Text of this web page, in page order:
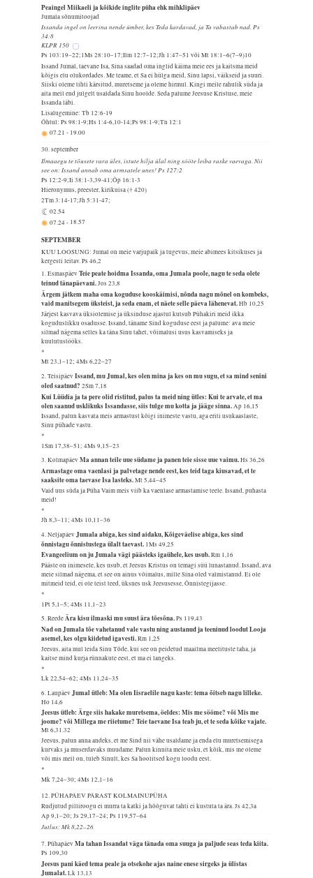
Peaingel Miikaeli ja kõikide inglite püha ehk mihklipäev
Jumala sõnumitoojad
Issanda ingel on leerina nende ümber, kes Teda kardavad, ja Ta vabastab nad. Ps
34:8
KLPR 150
Ps 103:19–22;1Ms 28:10–17;Ilm 12:7–12;Jh 1:47–51 või Mt 18:1–6(7–9)10
Issand Jumal, taevane Isa, Sina saadad oma inglid käima meie ees ja kaitsma meid
kõigis elu olukordades. Me teame, et Sa ei hülga meid, Sinu lapsi, väikseid ja suuri.
Siiski oleme tihti kärsitud, muretseme ja oleme hirmul. Kingi meile rahulik süda ja
aita meil end julgelt usaldada Sinu hoolde. Seda palume Jeesuse Kristuse, meie
Issanda läbi.
Lisalugemine: Tb 12:6-19
Õhtul: Ps 98:1-9;Hs 1:4-6,10-14;Ps 98:1-9;Tn 12:1
07.21- 19.00
30. september
Ilmaaegu te tõusete vara üles, istute hilja ülal ning sööte leiba raske vaevaga. Nii
see on: Issand annab oma armsatele unes! Ps 127:2
Ps 12:2-9;Ii 38:1-3,39-41;Õp 16:1-3
Hieronymus, preester, kirikuisa († 420)
2Tm 3:14-17;Jh 5:31-47;
02.54
07.24- 18.57
SEPTEMBER
KUU LOOSUNG: Jumal on meie varjupaik ja tugevus, meie abimees kitsikuses ja
kergesti leitav.Ps 46,2
1. EsmaspäevTeie peate hoidma Issanda, oma Jumala poole, nagu te seda olete
teinud tänapäevani.Jos 23,8
Ärgem jätkem maha oma koguduse kooskäimisi, nõnda nagu mõnel on kombeks,
vaid manitsegem üksteist, ja seda enam, et näete selle päeva lähenevat.Hb 10,25
Järjest kasvava üksiolemise ja üksinduse ajastul kutsub Pühakiri meid ikka
koguduslikku osadusse. Issand, täname Sind koguduse eest ja palume: ava meie
silmad nägema selles ka täna Sinu tahet, võimalusi usus kasvamiseks ja
kuulutustööks.
*
Mt 23,1–12; 4Ms 6,22–27
2. TeisipäevIssand, mu Jumal, kes olen mina ja kes on mu sugu, et sa mind senini
oled saatnud?2Sm 7,18
Kui Lüüdia ja ta pere olid ristitud, palus ta meid ning ütles: Kui te arvate, et ma
olen saanud usklikuks Issandasse, siis tulge mu kotta ja jääge sinna.Ap 16,15
Issand, palun kasvata meis armastust kõigi inimeste vastu, aga eriti usukaaslaste,
Sinu pühade vastu.
*
1Sm 17,38–51; 4Ms 9,15–23
3. KolmapäevMa annan teile uue südame ja panen teie sisse uue vaimu.Hs 36,26
Armastage oma vaenlasi ja palvetage nende eest, kes teid taga kiusavad, et te
saaksite oma taevase Isa lasteks.Mt 5,44–45
Vaid uus süda ja Püha Vaim meis viib ka vaenlase armastamise teele. Issand, puhasta
meid!
*
Jh 8,3–11; 4Ms 10,11–36
4. NeljapäevJumala abiga, kes sind aidaku, Kõigeväelise abiga, kes sind
õnnistagu õnnistustega ülalt taevast. 1Ms 49,25
Evangeelium on ju Jumala vägi päästeks igaühele, kes usub.Rm 1,16
Pääste on inimesele, kes usub, et Jeesus Kristus on temagi süü lunastanud. Issand, ava
meie silmad nägema, et see on ainus võimalus, mille Sina oled valmistanud. Ei ole
mitmeid teid, ei ole teist teed, üksnes usk Jeesusesse, Õnnistegijasse.
*
1Pt 5,1–5; 4Ms 11,1–23
5. ReedeÄra kisu ilmaski mu suust ära tõesõna.Ps 119,43
Nad on Jumala tõe vahetanud vale vastu ning austanud ja teeninud loodut Looja
asemel, kes olgu kiidetud igavesti.Rm 1,25
Jeesus, aita mul leida Sinu Tõde, kui see on peidetud maailma meelituste taha, ja
kaitse mind kurja rünnakute eest, et ma ei langeks.
*
Lk 22,54–62; 4Ms 11,24–35
6. LaupäevJumal ütleb: Ma olen Iisraelile nagu kaste: tema õitseb nagu lilleke.
Ho 14,6
Jeesus ütleb: Ärge siis hakake muretsema, öeldes: Mis me sööme? või Mis me
joome? või Millega me riietume? Teie taevane Isa teab ju, et te seda kõike vajate.
Mt 6,31.32
Jeesus, palun anna andeks, et me Sind nii vähe usaldame ja enda elu muretsemisega
kurvaks ja muserdavaks muudame. Palun kinnita meie usku, et kõik, mis me oleme
või mis meil on, tuleb Sinult, kes Sa hoolitsed kogu loodu eest.
*
Mk 7,24–30; 4Ms 12,1–16
12. PÜHAPÄEV PÄRAST KOLMAINUPÜHA
Rudjutud pilliroogu ei murra ta katki ja hõõguvat tahti ei kustuta ta ära.Js 42,3a
Ap 9,1–20; Js 29,17–24; Ps 119,57–64
Jutlus: Mk 8,22–26
7. PühapäevMa tahan Issandat väga tänada oma suuga ja paljude seas teda kiita.
Ps 109,30
Jeesus pani käed tema peale ja otsekohe ajas naine enese sirgeks ja ülistas
Jumalat.Lk 13,13